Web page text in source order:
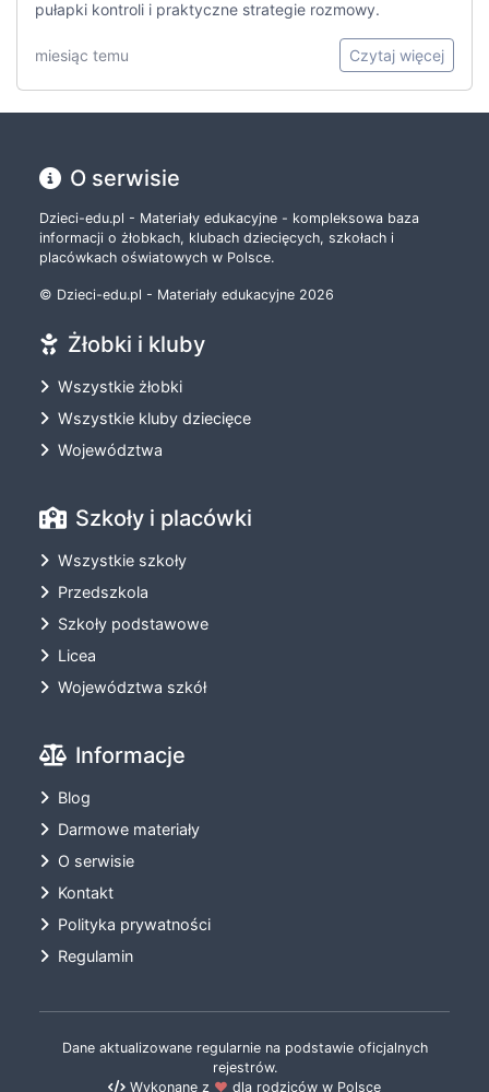
pułapki kontroli i praktyczne strategie rozmowy.
miesiąc temu Czytaj więcej
O serwisie
Dzieci-edu.pl - Materiały edukacyjne - kompleksowa baza
informacji o żłobkach, klubach dziecięcych, szkołach i
placówkach oświatowych w Polsce.
© Dzieci-edu.pl - Materiały edukacyjne 2026
Żłobki i kluby
Wszystkie żłobki
Wszystkie kluby dziecięce
Województwa
Szkoły i placówki
Wszystkie szkoły
Przedszkola
Szkoły podstawowe
Licea
Województwa szkół
Informacje
Blog
Darmowe materiały
O serwisie
Kontakt
Polityka prywatności
Regulamin
Dane aktualizowane regularnie na podstawie oficjalnych
rejestrów.
Wykonane z ❤️ dla rodziców w Polsce